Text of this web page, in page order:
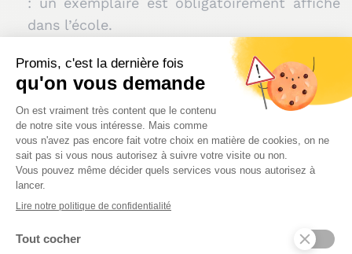
dans l’école.
Un compte-rendu peut être dressé par le
représentant des parents d’élèves, mais ce
n’est pas une obligation.
Ses missions et
attributions
Le conseil d’école vote le règlement intérieur